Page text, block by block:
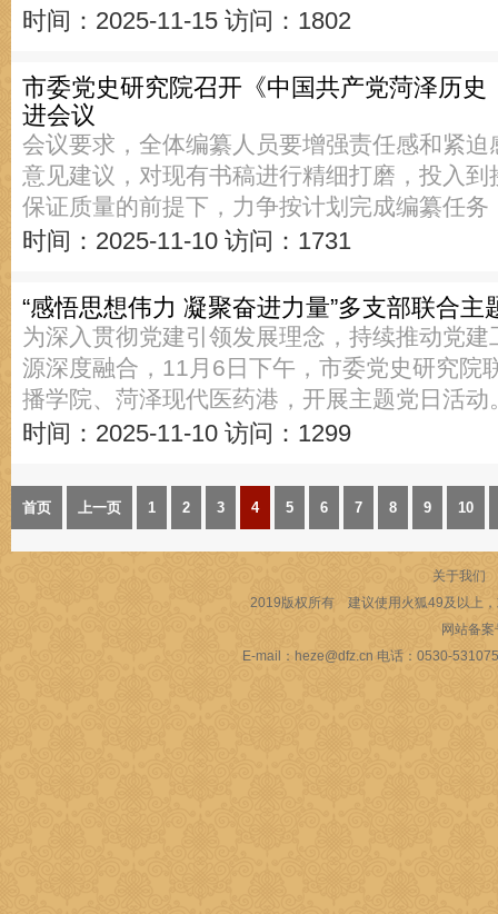
时间：2025-11-15 访问：1802
市委党史研究院召开《中国共产党菏泽历
进会议
会议要求，全体编纂人员要增强责任感和紧
意见建议，对现有书稿进行精细打磨，投入
保证质量的前提下，力争按计划完成编纂任务
时间：2025-11-10 访问：1731
“感悟思想伟力 凝聚奋进力量”多支部联合
为深入贯彻党建引领发展理念，持续推动党
源深度融合，11月6日下午，市委党史研究院
播学院、菏泽现代医药港，开展主题党日活动
时间：2025-11-10 访问：1299
首页 上一页 1 2 3 4 5 6 7 8 9 10
关于我们
2019版权所有 建议使用火狐49及以上
网站备案
E-mail：heze@dfz.cn 电话：0530-